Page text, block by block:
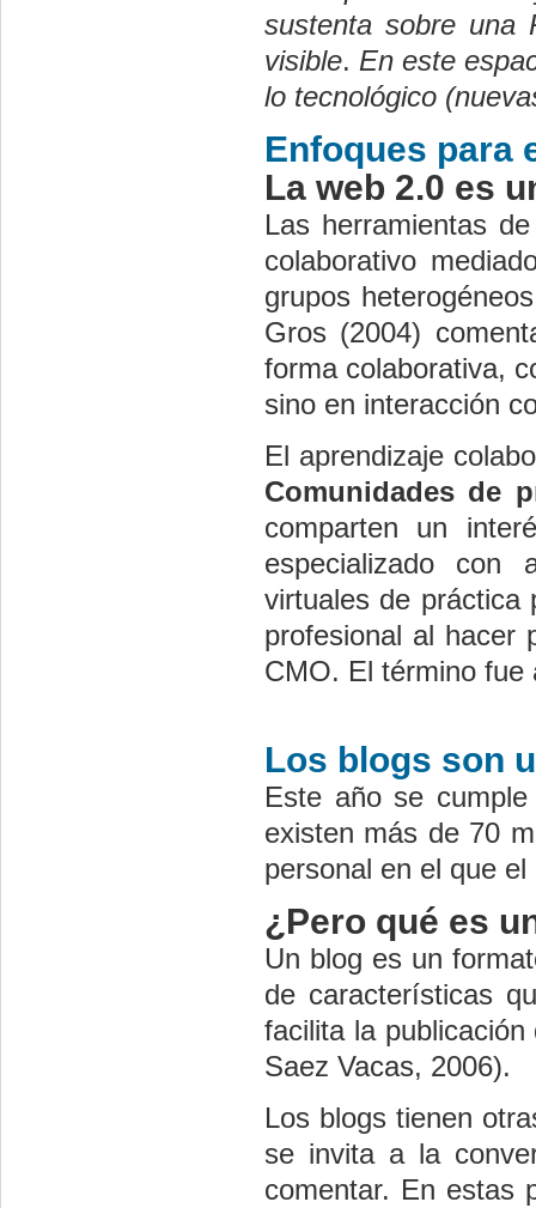
sustenta sobre una
visible.  En este
lo tecnológico
Enfoques para
La web 2.0 es
Las herramientas
colaborativo
grupos
Gros (2004)
forma colaborativa,
sino en interacción
El aprendizaje
Comunidades de
comparten un
especializado con
virtuales de práctica
profesional al hacer
CMO. El término fue
Los blogs son
Este año se
existen más de 70
personal en el que
¿Pero qué es
Un blog es un
de características
facilita la
Saez Vacas, 2006).
Los blogs tienen
se invita a la
comentar. En estas